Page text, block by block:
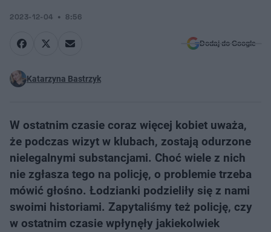
2023-12-04 8:56
Dodaj do Google
Katarzyna Bastrzyk
W ostatnim czasie coraz więcej kobiet uważa,
że podczas wizyt w klubach, zostają odurzone
nielegalnymi substancjami. Choć wiele z nich
nie zgłasza tego na policję, o problemie trzeba
mówić głośno. Łodzianki podzieliły się z nami
swoimi historiami. Zapytaliśmy też policję, czy
w ostatnim czasie wpłynęły jakiekolwiek